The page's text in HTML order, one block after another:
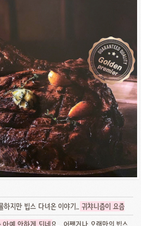
하지만 빕스 다녀온 이야기.. 귀챠니즘이 요즘